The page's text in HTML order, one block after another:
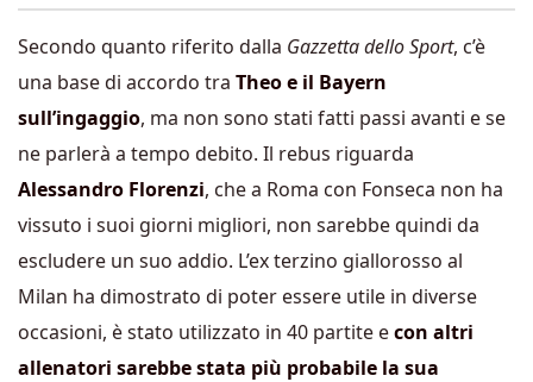
Secondo quanto riferito dalla Gazzetta dello Sport, c’è
una base di accordo tra Theo e il Bayern
sull’ingaggio, ma non sono stati fatti passi avanti e se
ne parlerà a tempo debito. Il rebus riguarda
Alessandro Florenzi, che a Roma con Fonseca non ha
vissuto i suoi giorni migliori, non sarebbe quindi da
escludere un suo addio. L’ex terzino giallorosso al
Milan ha dimostrato di poter essere utile in diverse
occasioni, è stato utilizzato in 40 partite econ altri
allenatori sarebbe stata più probabile la sua